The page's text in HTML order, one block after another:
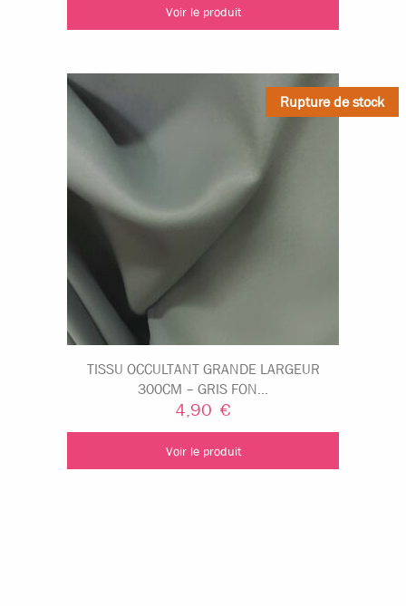
Voir le produit
Rupture de stock
TISSU OCCULTANT GRANDE LARGEUR
300CM – GRIS FON...
4,90 €
Voir le produit